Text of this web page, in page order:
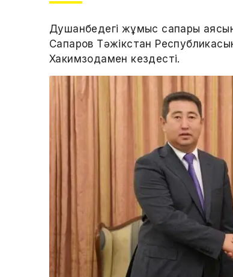
Душанбедегі жұмыс сапары
Сапаров Тәжікстан
Хакимзодамен кездесті.